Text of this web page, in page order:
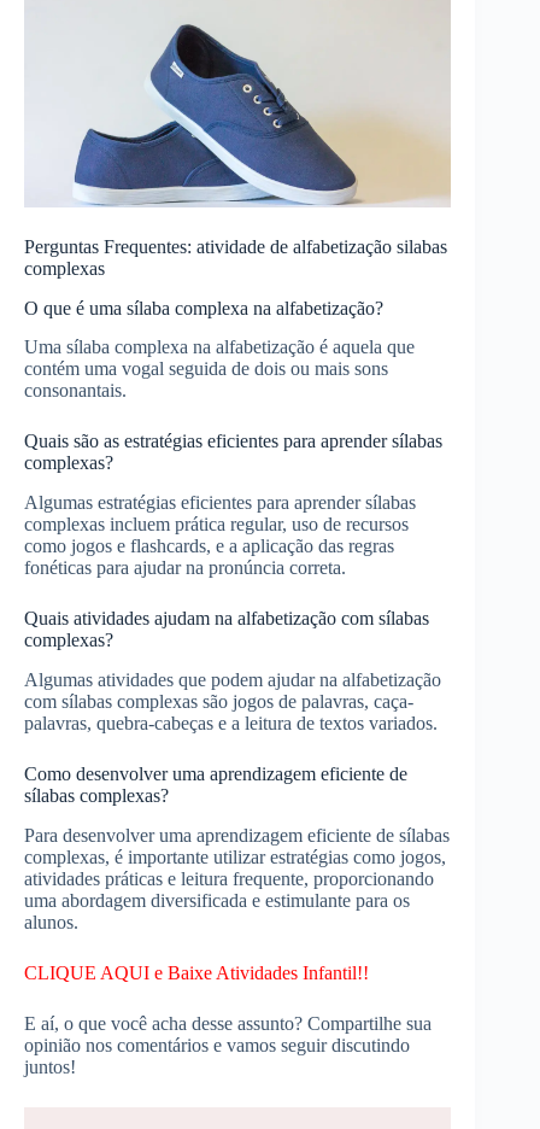
Perguntas Frequentes: atividade de alfabetização silabas
complexas
O que é uma sílaba complexa na alfabetização?
Uma sílaba complexa na alfabetização é aquela que
contém uma vogal seguida de dois ou mais sons
consonantais.
Quais são as estratégias eficientes para aprender sílabas
complexas?
Algumas estratégias eficientes para aprender sílabas
complexas incluem prática regular, uso de recursos
como jogos e flashcards, e a aplicação das regras
fonéticas para ajudar na pronúncia correta.
Quais atividades ajudam na alfabetização com sílabas
complexas?
Algumas atividades que podem ajudar na alfabetização
com sílabas complexas são jogos de palavras, caça-
palavras, quebra-cabeças e a leitura de textos variados.
Como desenvolver uma aprendizagem eficiente de
sílabas complexas?
Para desenvolver uma aprendizagem eficiente de sílabas
complexas, é importante utilizar estratégias como jogos,
atividades práticas e leitura frequente, proporcionando
uma abordagem diversificada e estimulante para os
alunos.
CLIQUE AQUI e Baixe Atividades Infantil!!
E aí, o que você acha desse assunto? Compartilhe sua
opinião nos comentários e vamos seguir discutindo
juntos!